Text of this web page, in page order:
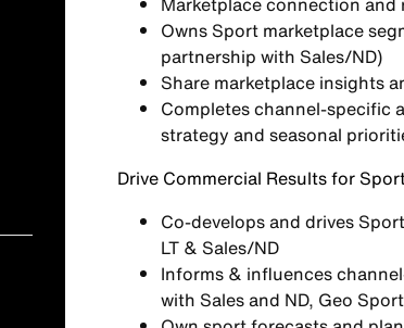
Owns Sport marketplace
partnership with Sales/ND)
Share marketplace insights
Completes channel-specific
strategy and seasonal
Drive Commercial Results for
Co-develops and drives
LT & Sales/ND
Informs & influences
with Sales and ND, Geo